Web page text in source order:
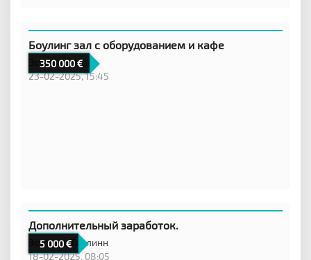
350 000
Боулинг зал с оборудованием и кафе
Эстония,Нарва
23-02-2025, 15:45
5 000
Дополнительный заработок.
Эстония,Таллинн
18-02-2025, 08:05